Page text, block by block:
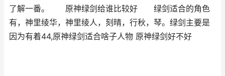
了解一番。 原神绿剑给谁比较好 绿剑适合的角色
有，神里绫华，神里绫人，刻晴，行秋，琴。绿剑主要是
因为有着44,原神绿剑适合啥子人物 原神绿剑好不好